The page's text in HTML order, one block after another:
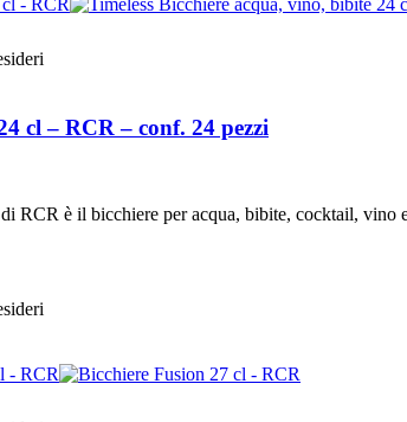
cl – RCR – conf. 24 pezzi
RCR è il bicchiere per acqua, bibite, cocktail,